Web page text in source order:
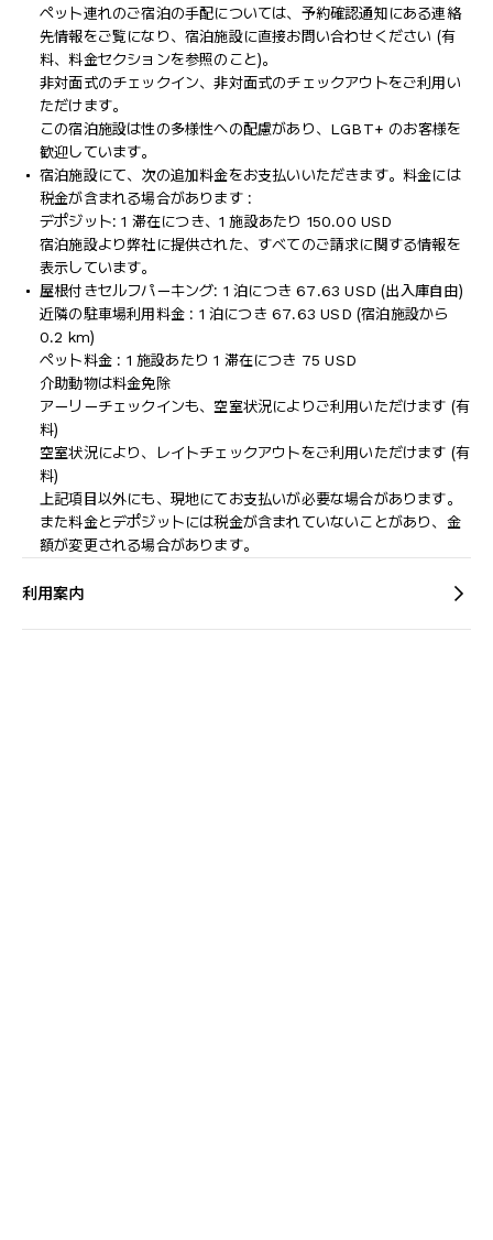
ペット連れのご宿泊の手配については、予約確認通知にある連絡
先情報をご覧になり、宿泊施設に直接お問い合わせください (有
料、料金セクションを参照のこと)。
非対面式のチェックイン、非対面式のチェックアウトをご利用い
ただけます。
この宿泊施設は性の多様性への配慮があり、LGBT+ のお客様を
歓迎しています。
宿泊施設にて、次の追加料金をお支払いいただきます。料金には
税金が含まれる場合があります :
デポジット: 1 滞在につき、1 施設あたり 150.00 USD
宿泊施設より弊社に提供された、すべてのご請求に関する情報を
表示しています。
屋根付きセルフパーキング: 1 泊につき 67.63 USD (出入庫自由)
近隣の駐車場利用料金 : 1 泊につき 67.63 USD (宿泊施設から
0.2 km)
ペット料金 : 1 施設あたり 1 滞在につき 75 USD
介助動物は料金免除
アーリーチェックインも、空室状況によりご利用いただけます (有
料)
空室状況により、レイトチェックアウトをご利用いただけます (有
料)
上記項目以外にも、現地にてお支払いが必要な場合があります。
また料金とデポジットには税金が含まれていないことがあり、金
額が変更される場合があります。
利用案内